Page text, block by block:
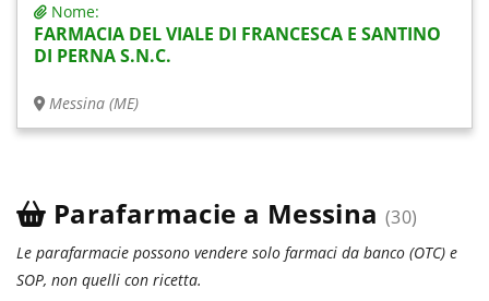
Nome:
FARMACIA DEL VIALE DI FRANCESCA E SANTINO
DI PERNA S.N.C.
Messina (ME)
Parafarmacie a Messina (30)
Le parafarmacie possono vendere solo farmaci da banco (OTC) e
SOP, non quelli con ricetta.